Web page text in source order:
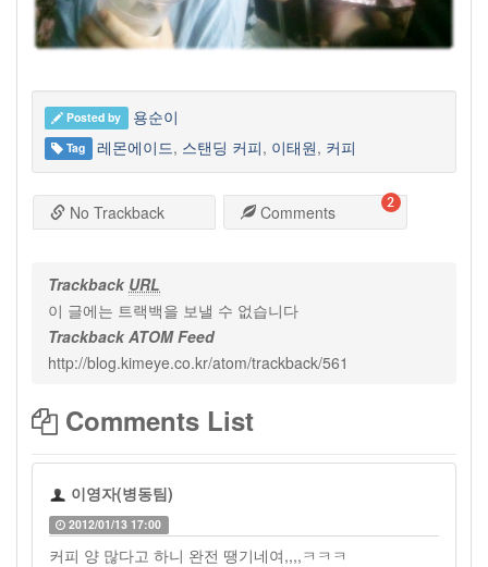
Posted by 용순이
Tag 레몬에이드, 스탠딩 커피, 이태원, 커피
No Trackback Comments 2
Trackback URL
이 글에는 트랙백을 보낼 수 없습니다
Trackback ATOM Feed
http://blog.kimeye.co.kr/atom/trackback/561
Comments List
이영자(병동팀)
2012/01/13 17:00
커피 양 많다고 하니 완전 땡기네여,,,,ㅋㅋㅋ